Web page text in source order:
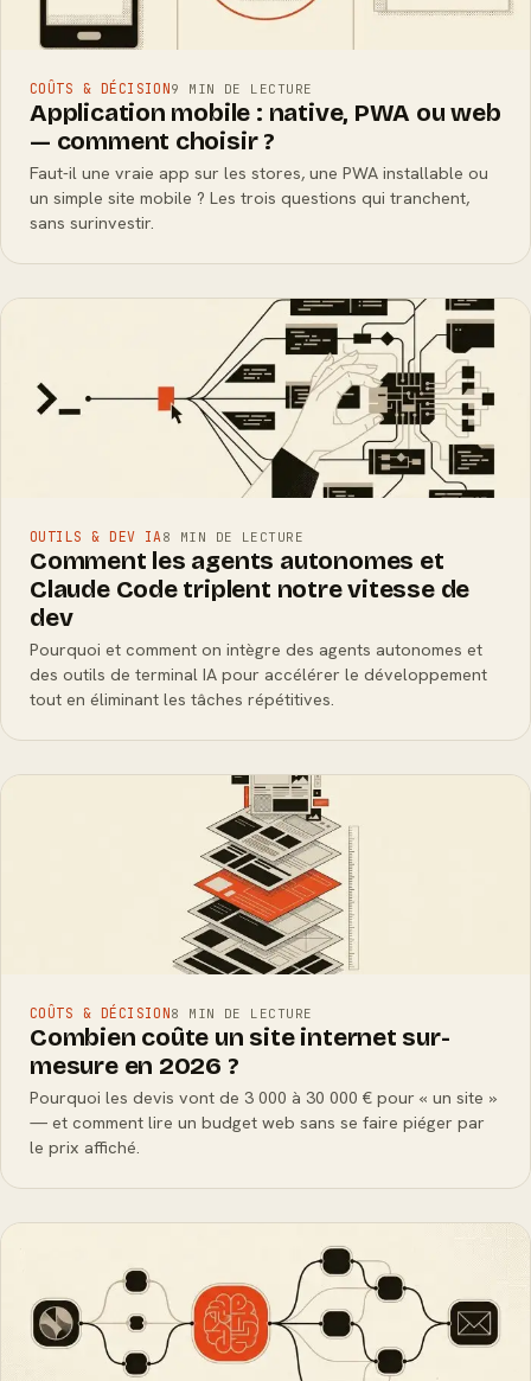
COÛTS & DÉCISION9 MIN DE LECTURE
Application mobile : native, PWA ou web
— comment choisir ?
Faut-il une vraie app sur les stores, une PWA installable ou
un simple site mobile ? Les trois questions qui tranchent,
sans surinvestir.
OUTILS & DEV IA8 MIN DE LECTURE
Comment les agents autonomes et
Claude Code triplent notre vitesse de
dev
Pourquoi et comment on intègre des agents autonomes et
des outils de terminal IA pour accélérer le développement
tout en éliminant les tâches répétitives.
COÛTS & DÉCISION8 MIN DE LECTURE
Combien coûte un site internet sur-
mesure en 2026 ?
Pourquoi les devis vont de 3 000 à 30 000 € pour « un site »
— et comment lire un budget web sans se faire piéger par
le prix affiché.